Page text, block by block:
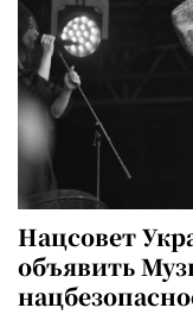
Нацсовет
объявить